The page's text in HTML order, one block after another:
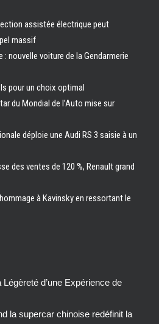
assistée électrique peut
massif
: nouvelle voiture de la Gendarmerie
pour un choix optimal
du Mondial de l’Auto mise sur
déploie une Audi RS 3 saisie à un
des ventes de 120 %, Renault grand
à Kavinsky en ressortant le
d’une Expérience de
la supercar chinoise redéfinit la